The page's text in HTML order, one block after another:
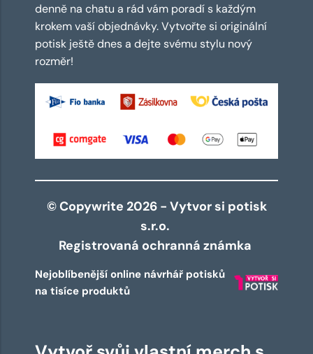
denně na chatu a rád vám poradí s každým
krokem vaší objednávky. Vytvořte si originální
potisk ještě dnes a dejte svému stylu nový
rozměr!
© Copywrite 2026 - Vytvor si potisk
s.r.o.
Registrovaná ochranná známka
Nejoblíbenější online návrhář potisků
na tisíce produktů